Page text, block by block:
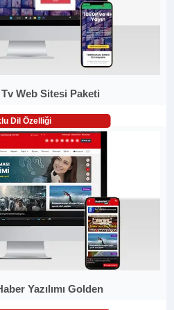
Web Sitesi Paketi
Dil Özelliği
Yazılımı Golden